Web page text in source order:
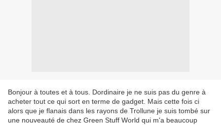
Bonjour à toutes et à tous. Dordinaire je ne suis pas du genre à
acheter tout ce qui sort en terme de gadget. Mais cette fois ci
alors que je flanais dans les rayons de Trollune je suis tombé sur
une nouveauté de chez Green Stuff World qui m'a beaucoup